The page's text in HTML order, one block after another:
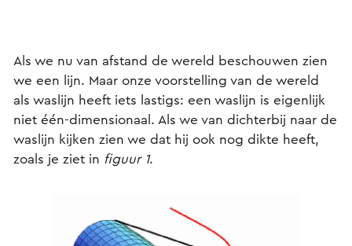
Als we nu van afstand de wereld beschouwen zien
we een lijn. Maar onze voorstelling van de wereld
als waslijn heeft iets lastigs: een waslijn is eigenlijk
niet één-dimensionaal. Als we van dichterbij naar de
waslijn kijken zien we dat hij ook nog dikte heeft,
zoals je ziet in figuur 1.